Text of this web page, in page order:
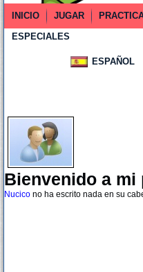
INICIO JUGAR
ESPECIALES
ESPAÑOL
Bienvenido a mi
Nucico no ha escrito nada en su